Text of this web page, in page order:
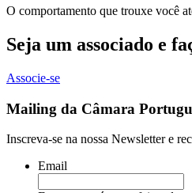
O comportamento que trouxe você
Seja um associado e
Associe-se
Mailing da Câmara
Inscreva-se na nossa Newsletter e
Email